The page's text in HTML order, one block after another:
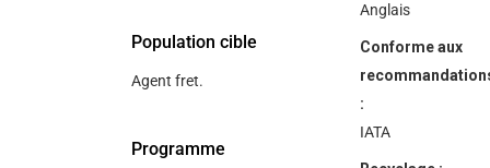
Population cible
Agent fret.
Programme
Anglais
Conforme aux
:
IATA